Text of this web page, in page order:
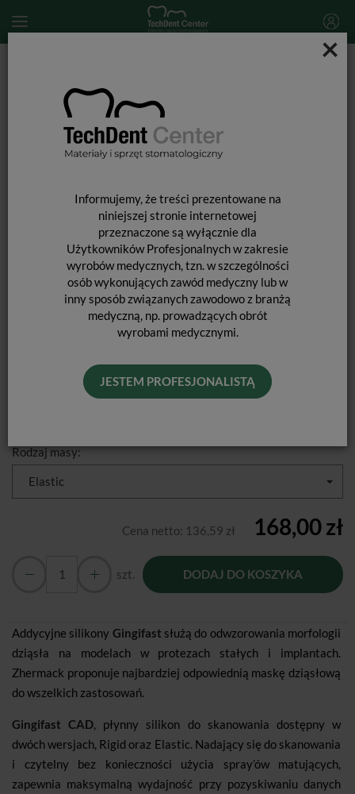
×
Informujemy, że treści prezentowane na
niniejszej stronie internetowej
przeznaczone są wyłącznie dla
Użytkowników Profesjonalnych w zakresie
wyrobów medycznych, tzn. w szczególności
osób wykonujących zawód medyczny lub w
inny sposób związanych zawodowo z branżą
medyczną, np. prowadzących obrót
wyrobami medycznymi.
JESTEM PROFESJONALISTĄ
Gingifast CAD / 2 x 50ml
GINGIFAST CAD / 2 X 50ML
Zhermack
Jest
Rodzaj masy:
Elastic
Cena netto: 136,59 zł 168,00 zł
szt. DODAJ DO KOSZYKA
Addycyjne silikony Gingifast służą do odwzorowania morfologii
dziąsła na modelach w protezach stałych i implantach.
Zhermack proponuje najbardziej odpowiednią maskę dziąsłową
do wszelkich zastosowań.
Gingifast CAD, płynny silikon do skanowania dostępny w
dwóch wersjach, Rigid oraz Elastic. Nadający się do skanowania
i czytelny bez konieczności użycia spray’ów matujących,
zapewnia maksymalną wydajność przy pozyskiwaniu danych